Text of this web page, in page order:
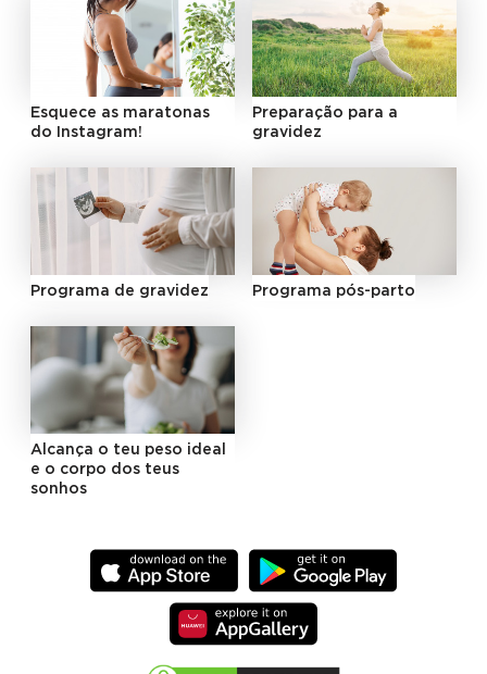
Esquece as maratonas
do Instagram!
Preparação para a
gravidez
Programa de gravidez Programa pós-parto
Alcança o teu peso ideal
e o corpo dos teus
sonhos